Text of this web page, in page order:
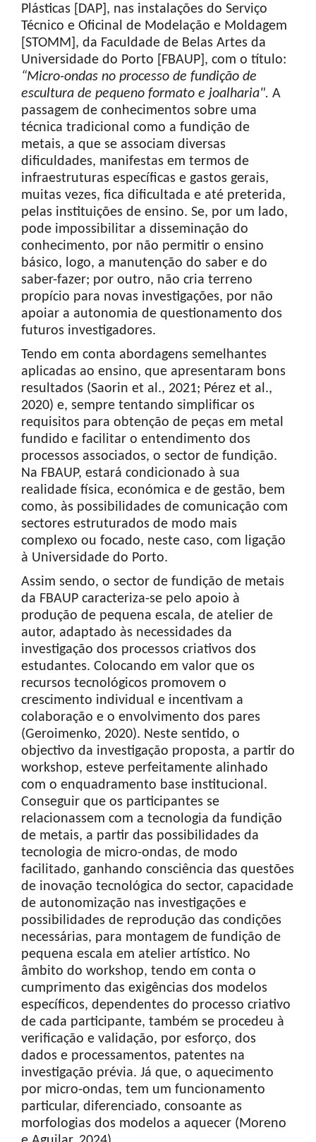
Plásticas [DAP], nas instalações do Serviço
Técnico e Oficinal de Modelação e Moldagem
[STOMM], da Faculdade de Belas Artes da
Universidade do Porto [FBAUP], com o título:
“Micro-ondas no processo de fundição de
escultura de pequeno formato e joalharia". A
passagem de conhecimentos sobre uma
técnica tradicional como a fundição de
metais, a que se associam diversas
dificuldades, manifestas em termos de
infraestruturas específicas e gastos gerais,
muitas vezes, fica dificultada e até preterida,
pelas instituições de ensino. Se, por um lado,
pode impossibilitar a disseminação do
conhecimento, por não permitir o ensino
básico, logo, a manutenção do saber e do
saber-fazer; por outro, não cria terreno
propício para novas investigações, por não
apoiar a autonomia de questionamento dos
futuros investigadores.
Tendo em conta abordagens semelhantes
aplicadas ao ensino, que apresentaram bons
resultados (Saorin et al., 2021; Pérez et al.,
2020) e, sempre tentando simplificar os
requisitos para obtenção de peças em metal
fundido e facilitar o entendimento dos
processos associados, o sector de fundição.
Na FBAUP, estará condicionado à sua
realidade física, económica e de gestão, bem
como, às possibilidades de comunicação com
sectores estruturados de modo mais
complexo ou focado, neste caso, com ligação
à Universidade do Porto.
Assim sendo, o sector de fundição de metais
da FBAUP caracteriza-se pelo apoio à
produção de pequena escala, de atelier de
autor, adaptado às necessidades da
investigação dos processos criativos dos
estudantes. Colocando em valor que os
recursos tecnológicos promovem o
crescimento individual e incentivam a
colaboração e o envolvimento dos pares
(Geroimenko, 2020). Neste sentido, o
objectivo da investigação proposta, a partir do
workshop, esteve perfeitamente alinhado
com o enquadramento base institucional.
Conseguir que os participantes se
relacionassem com a tecnologia da fundição
de metais, a partir das possibilidades da
tecnologia de micro-ondas, de modo
facilitado, ganhando consciência das questões
de inovação tecnológica do sector, capacidade
de autonomização nas investigações e
possibilidades de reprodução das condições
necessárias, para montagem de fundição de
pequena escala em atelier artístico. No
âmbito do workshop, tendo em conta o
cumprimento das exigências dos modelos
específicos, dependentes do processo criativo
de cada participante, também se procedeu à
verificação e validação, por esforço, dos
dados e processamentos, patentes na
investigação prévia. Já que, o aquecimento
por micro-ondas, tem um funcionamento
particular, diferenciado, consoante as
morfologias dos modelos a aquecer (Moreno